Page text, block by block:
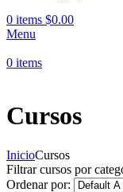
0 items $0.00
Menu
0 items
Cursos
InicioCursos
Filtrar cursos por
Ordenar por: